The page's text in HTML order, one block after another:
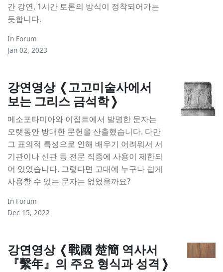
간 강연, 1시간 토론의 방식이 정착되어가는
듯합니다.
In Forum
Jan 02, 2023
강연영상 ❬고고미술사에서
보는 그리스 금석학❭
메소포타미아와 이집트에서 발명한 문자는
오랫동안 방대한 문헌을 산출했습니다. 다만
그 표의적 특성으로 인해 배우기 어려워서 서
기관이나 신관 등 전문 직종에 사용이 제한되
어 있었습니다. 그렇다면 고대에 누구나 쉽게
사용할 수 있는 문자는 없었을까요?
In Forum
Dec 15, 2022
강연영상 ❬戰國 楚簡 역사서
『繫年』의 주요 형식과 성격❭